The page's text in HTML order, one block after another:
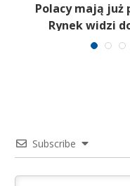
Polacy mają już
Rynek widzi
Subscribe